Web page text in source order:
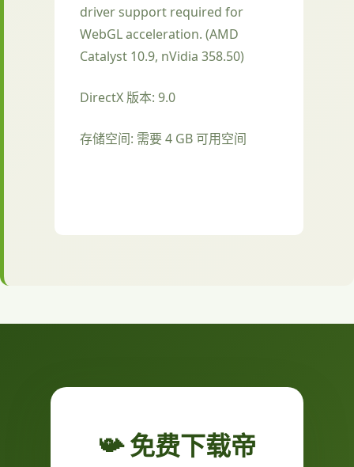
driver support required for
WebGL acceleration. (AMD
Catalyst 10.9, nVidia 358.50)
DirectX 版本: 9.0
存储空间: 需要 4 GB 可用空间
📯 免费下载帝